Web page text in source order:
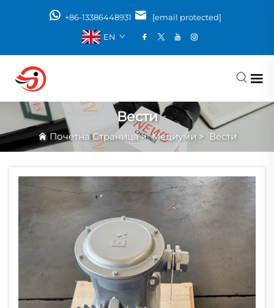
+86-13386448931
[email protected]
EN
Вести
Почетна Страница>Медиуми> Вести